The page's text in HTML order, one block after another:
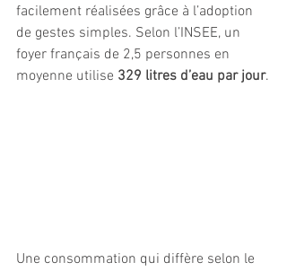
facilement réalisées grâce à l’adoption
de gestes simples. Selon l’INSEE, un
foyer français de 2,5 personnes en
moyenne utilise 329 litres d’eau par jour.
Une consommation qui diffère selon le